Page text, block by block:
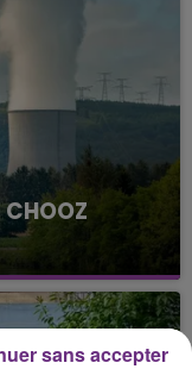
CHOOZ
centrale
Une situation
qui est toujours
sans accepter